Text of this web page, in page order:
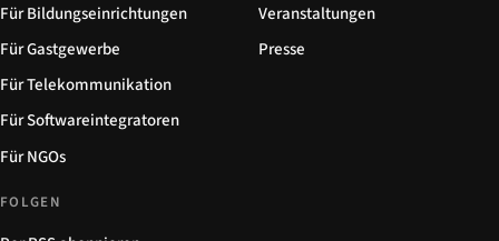
Für Bildungseinrichtungen
Für Gastgewerbe
Für Telekommunikation
Für Softwareintegratoren
Für NGOs
Veranstaltungen
Presse
FOLGEN